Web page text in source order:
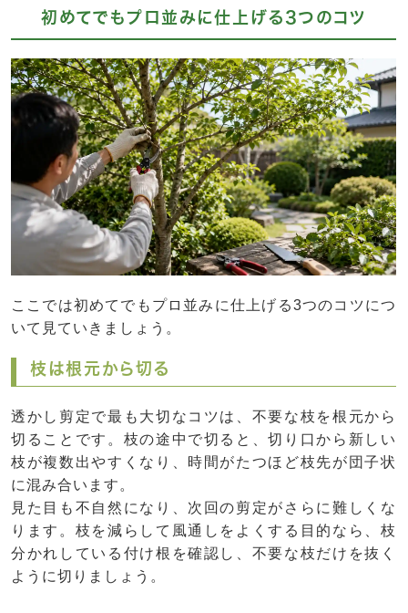
初めてでもプロ並みに仕上げる3つのコツ
ここでは初めてでもプロ並みに仕上げる3つのコツにつ
いて見ていきましょう。
枝は根元から切る
透かし剪定で最も大切なコツは、不要な枝を根元から
切ることです。枝の途中で切ると、切り口から新しい
枝が複数出やすくなり、時間がたつほど枝先が団子状
に混み合います。
見た目も不自然になり、次回の剪定がさらに難しくな
ります。枝を減らして風通しをよくする目的なら、枝
分かれしている付け根を確認し、不要な枝だけを抜く
ように切りましょう。